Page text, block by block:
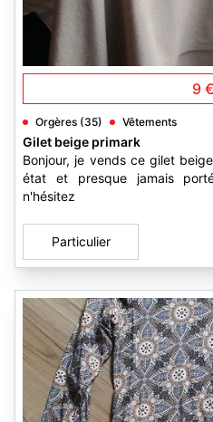
9 €
Orgères (35) Vêtements
Gilet beige primark
Bonjour, je vends ce gilet
état et presque jamais
n'hésitez
Particulier